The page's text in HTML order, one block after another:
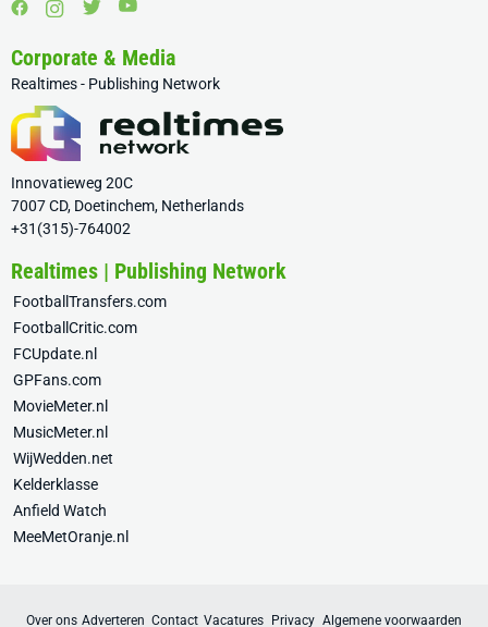
Corporate & Media
Realtimes - Publishing Network
Innovatieweg 20C
7007 CD, Doetinchem, Netherlands
+31(315)-764002
Realtimes | Publishing Network
FootballTransfers.com
FootballCritic.com
FCUpdate.nl
GPFans.com
MovieMeter.nl
MusicMeter.nl
WijWedden.net
Kelderklasse
Anfield Watch
MeeMetOranje.nl
Over ons Adverteren Contact Vacatures Privacy Algemene voorwaarden